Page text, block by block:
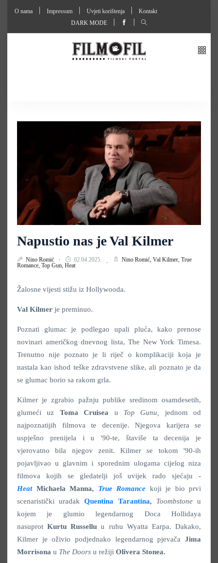
O nama Impressum Uvjeti korištenja
Kontakt
DARK MODE
Napustio nas je Val Kilmer
Nino Romić 02.04.2025. Nino Romić, Val Kilmer, True
Romance, Top Gun, Heat
Žalosne vijesti stižu iz Hollywooda.
Val Kilmer je preminuo.
Poznati glumac je podlegao upali pluća, kako prenose
novinari američkog dnevnog lista, The New York Timesa.
Trenutno nije poznato je li riječ o komplikaciji koja je
nastala kao ishod teške zdravstvene slike, ali poznato je da
se glumac borio sa rakom grla.
Kilmer je zgrabio pažnju publike sredinom osamdesetih,
glumeći uz Toma Cruisea u Top Gunu, jednom od
najpoznatijih filmova te decenije. Njegova karijera se
uspješno prenijela i u '90-te, štaviše ta decenija je
vjerovatno bila njegov zenit. Kilmer se tokom '90-ih
pojavljivao u glavnim i sporednim ulogama cijelog niza
filmova kojih se gledatelji još uvijek rado sjećaju -
Heat Michaela Manna, True Romance koji je bio prvi
scenaristički uradakQuentina Tarantina, Toombstoneu
kojem je glumio legendarnog Doca Hollidaya
nasuprotKurtu Russelluu ruhu Wyatta Earpa. Dakako,
Kilmer je oživio podjednako legendarnog pjevača Jima
Morrisona u The Doors u režiji Olivera Stonea.